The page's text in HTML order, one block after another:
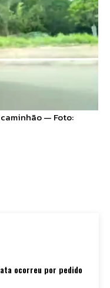
— Foto:
ocorreu por pedido